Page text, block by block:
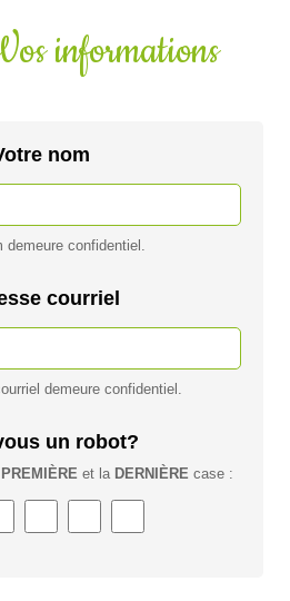
informations
nom
demeure confidentiel.
courriel
demeure confidentiel.
un robot?
PREMIÈRE et la DERNIÈRE case :